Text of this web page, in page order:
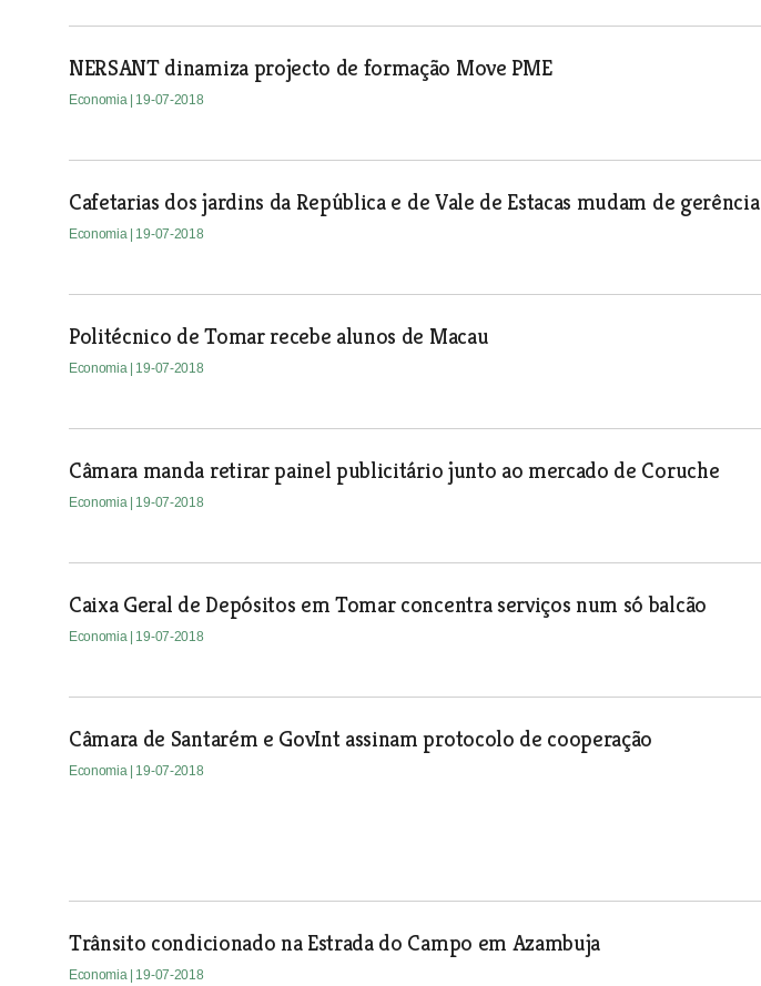
NERSANT dinamiza projecto de formação Move PME
Economia | 19-07-2018
Cafetarias dos jardins da República e de Vale de Estacas mudam de gerência
Economia | 19-07-2018
Politécnico de Tomar recebe alunos de Macau
Economia | 19-07-2018
Câmara manda retirar painel publicitário junto ao mercado de Coruche
Economia | 19-07-2018
Caixa Geral de Depósitos em Tomar concentra serviços num só balcão
Economia | 19-07-2018
Câmara de Santarém e GovInt assinam protocolo de cooperação
Economia | 19-07-2018
Trânsito condicionado na Estrada do Campo em Azambuja
Economia | 19-07-2018